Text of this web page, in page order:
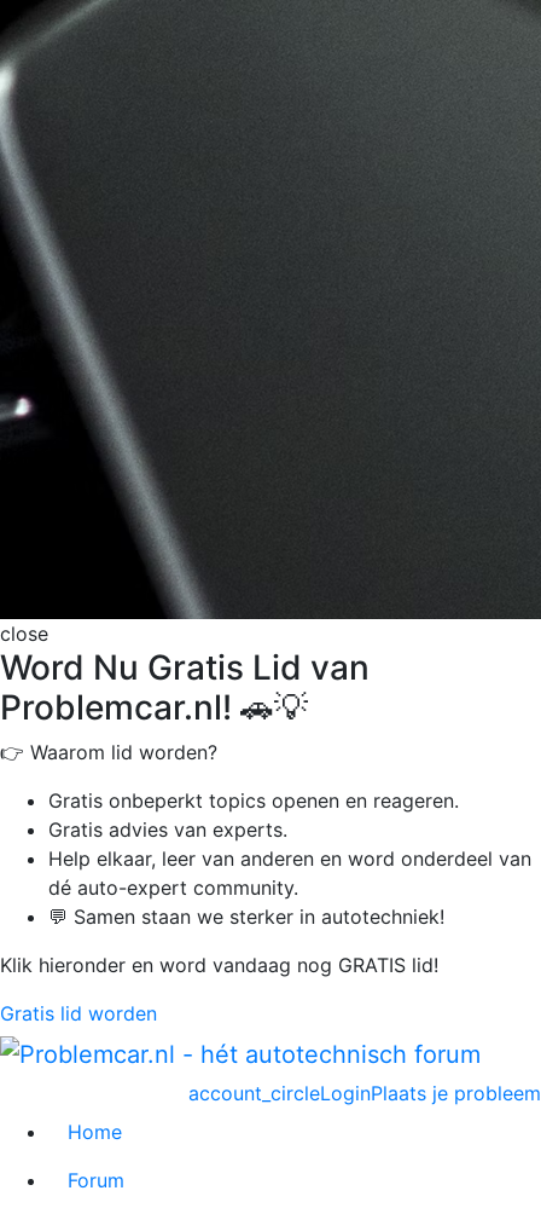
close
Word Nu Gratis Lid van
Problemcar.nl! 🚗💡
👉 Waarom lid worden?
Gratis onbeperkt topics openen en reageren.
Gratis advies van experts.
Help elkaar, leer van anderen en word onderdeel van
dé auto-expert community.
💬 Samen staan we sterker in autotechniek!
Klik hieronder en word vandaag nog GRATIS lid!
Gratis lid worden
Plaats je probleem
account_circleLogin
Home
Forum